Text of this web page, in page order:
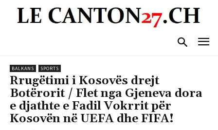
BALKANS SPORTS
Rrugëtimi i Kosovës drejt
Botërorit / Flet nga Gjeneva dora
e djathte e Fadil Vokrrit për
Kosovën në UEFA dhe FIFA!